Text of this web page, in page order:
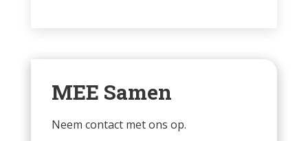
MEE Samen
Neem contact met ons op.